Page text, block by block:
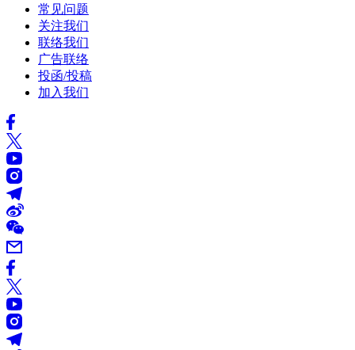
常见问题
关注我们
联络我们
广告联络
投函/投稿
加入我们